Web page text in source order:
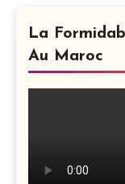
La
Au Maroc